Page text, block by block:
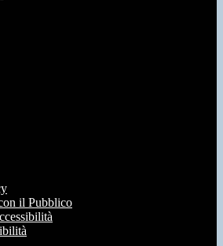
il Pubblico